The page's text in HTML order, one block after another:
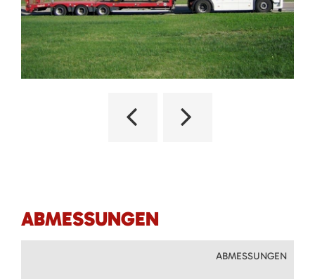
ABMESSUNGEN
ABMESSUNGEN